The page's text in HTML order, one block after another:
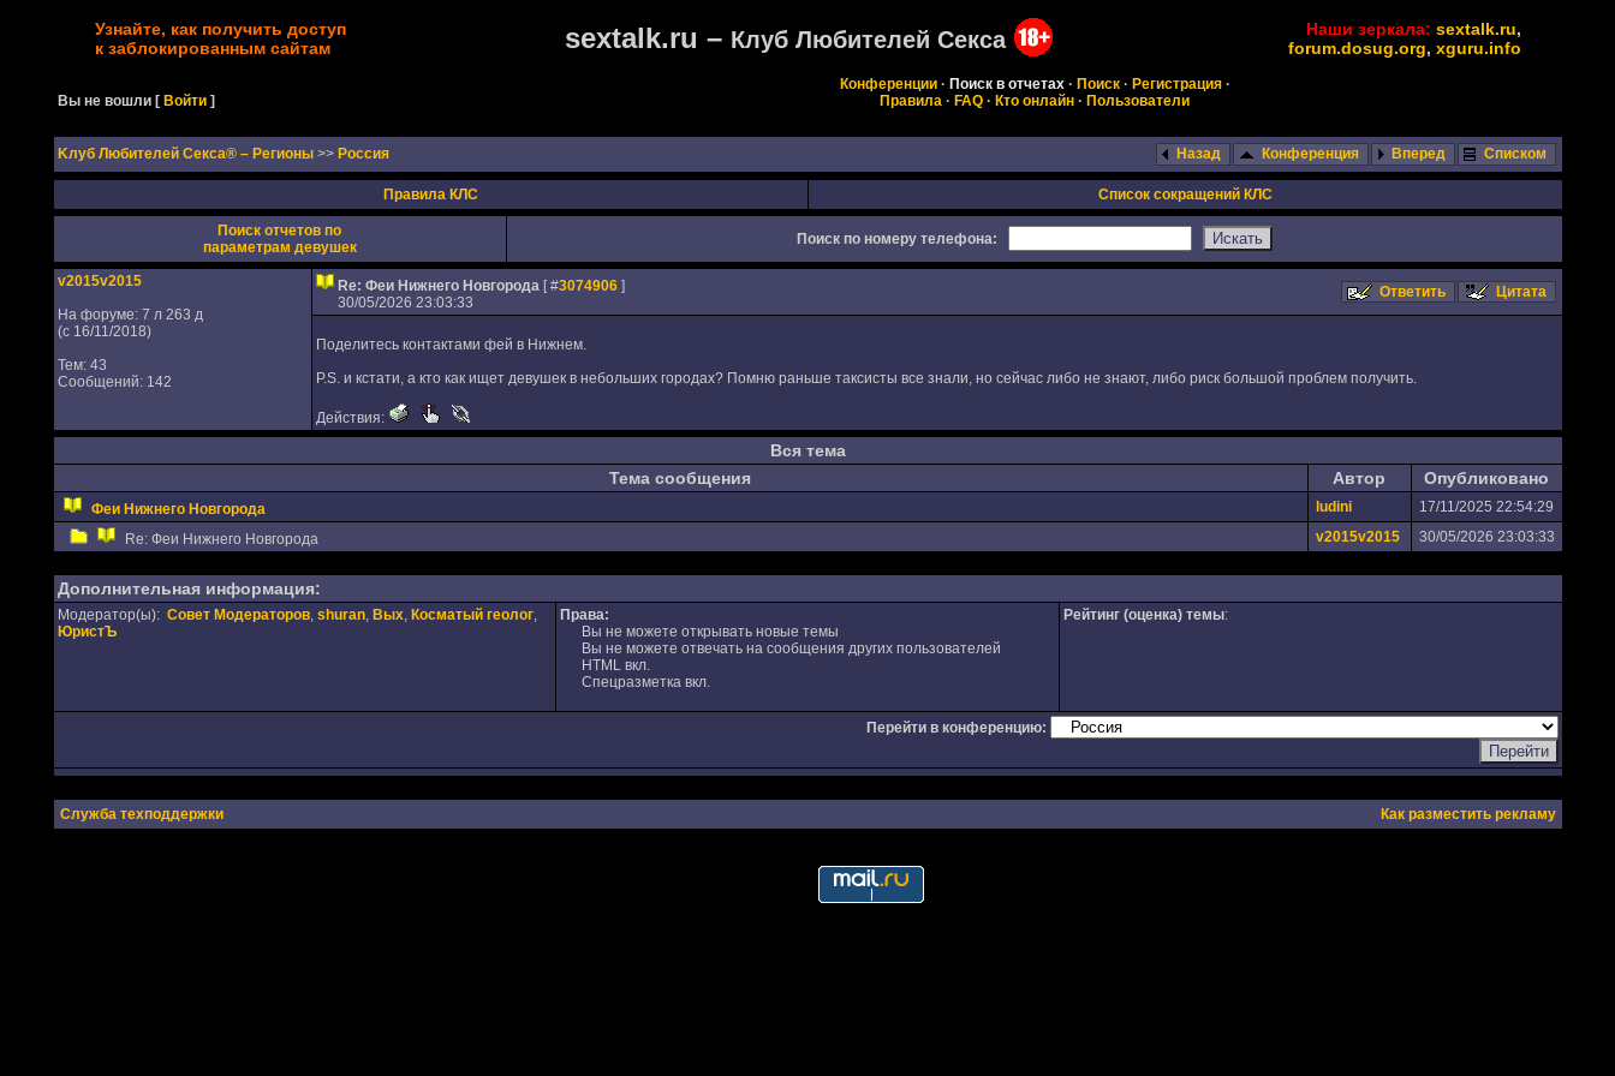
Узнайте, как получить доступ
к заблокированным сайтам
sextalk.ru – Клуб Любителей Секса Наши зеркала: sextalk.ru,
forum.dosug.org, xguru.info
Вы не вошли [Войти ]
Конференции· Поиск в отчетах· Поиск· Регистрация·
Правила · FAQ · Кто онлайн · Пользователи
Kлуб Любителей Секса® – Регионы >> Россия Назад Конференция Вперед Списком
Правила КЛС Список сокращений КЛС
Поиск отчетов по
параметрам девушек
Поиск по номеру телефона:
v2015v2015
На форуме: 7 л 263 д
(с 16/11/2018)
Тем: 43
Сообщений: 142
Re: Феи Нижнего Новгорода [ #3074906]
30/05/2026 23:03:33
Ответить Цитата
Поделитесь контактами фей в Нижнем.
P.S. и кстати, а кто как ищет девушек в небольших городах? Помню раньше таксисты все знали, но сейчас либо не знают, либо риск большой проблем получить.
Действия:
Вся тема
Тема сообщения
Автор Опубликовано
Феи Нижнего Новгорода ludini
17/11/2025 22:54:29
Re: Феи Нижнего Новгорода
v2015v2015 30/05/2026 23:03:33
Дополнительная информация:
Модератор(ы): Совет Модераторов, shuran, Вых, Косматый геолог,
ЮристЪ
Права:
Вы не можете открывать новые темы
Вы не можете отвечать на сообщения других пользователей
HTML вкл.
Спецразметка вкл.
Рейтинг (оценка) темы:
Перейти в конференцию:
Служба техподдержки Как разместить рекламу